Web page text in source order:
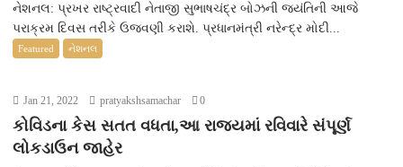
નેશનલ: પ્રખર રાષ્ટ્રવાદી નેતાજી સુભાષચંદ્ર બોઝની જયંતિની આજે
પરાક્રમ દિવસ તરીકે ઉજવણી કરાશે. પ્રધાનમંત્રી નરેન્દ્ર મોદી...
Featured નેશનલ
Jan 21, 2022 pratyakshsamachar 0
કોવિડના કેસ સતત વધતા,આ રાજ્યમાં રવિવારે સંપૂર્ણ
લોકડાઉન જાહેર